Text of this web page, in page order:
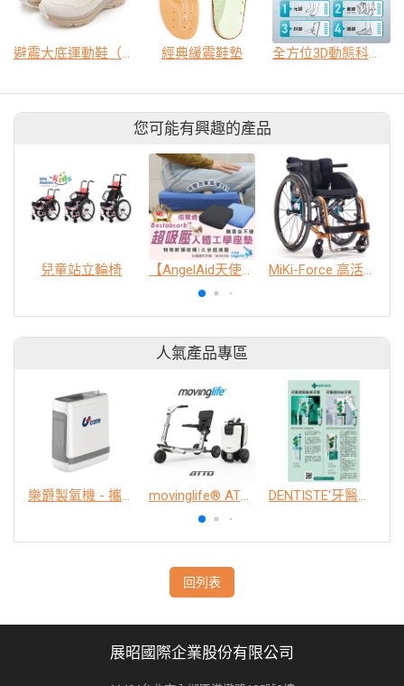
避震大底運動鞋（女） 經典緩震鞋墊 全方位3D動態科技足測
您可能有興趣的產品
兒童站立輪椅 【AngelAid天使愛】倍爾適™超吸壓人體工學坐墊 MiKi-Force 高活動型輪椅
人氣產品專區
樂爵製氧機 - 攜帶型 movinglife® ATTO新世代電動代步車 經典款 DENTISTE'牙醫選極敏感牙膏、抗蛀牙膏
回列表
展昭國際企業股份有限公司